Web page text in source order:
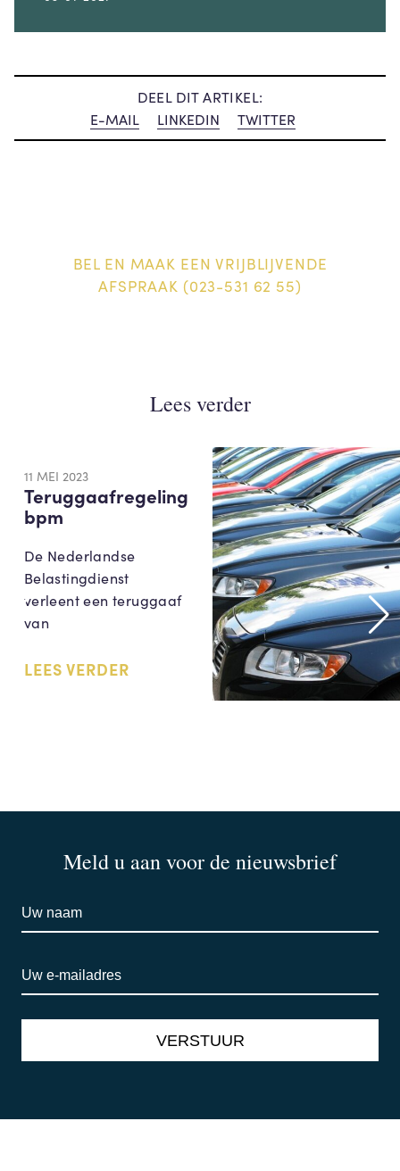
DEEL DIT ARTIKEL:
E-MAIL
LINKEDIN TWITTER
BEL EN MAAK EEN VRIJBLIJVENDE
AFSPRAAK (023-531 62 55)
Lees verder
11 MEI 2023
Teruggaafregeling
bpm
De Nederlandse
Belastingdienst
verleent een teruggaaf
van
LEES VERDER
Meld u aan voor de nieuwsbrief